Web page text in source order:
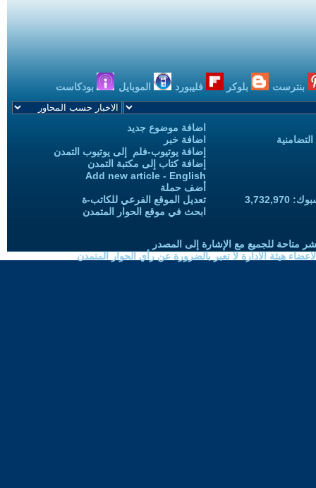
بنترست بلوكر فليبورد الموبايل بودكاست
اضافة موضوع جديد
اضافة خبر
إضافة يوتيوب-فلم إلى يوتيوب التمدن
إضافة كتاب إلى مكتبة التمدن
Add new article - English
أضف حملة
تعديل الموقع الفرعي للكاتب-ة
ابحث في موقع الحوار المتمدن
متاحة للجميع مع الإشارة إلى المصدر
هيئة الادارة لا تعبر بالضرورة عن رأي الحوار المتمدن